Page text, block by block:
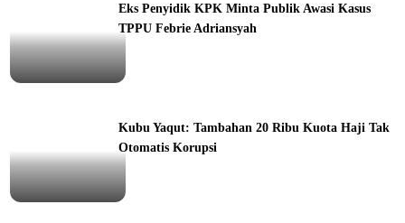
Eks Penyidik KPK Minta Publik Awasi Kasus
TPPU Febrie Adriansyah
Kubu Yaqut: Tambahan 20 Ribu Kuota Haji Tak
Otomatis Korupsi